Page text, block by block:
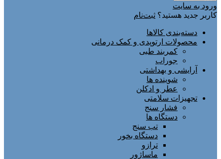
ورود به سایت
کاربر جدید هستید؟ ثبت‌نام
دسته‌بندی کالاها
محصولات ارتوپدی و کمک درمانی
کمربند طبی
جوراب
آرایشی و بهداشتی
شوینده ها
عطر و ادکلن
تجهیزات سلامتی
فشار سنج
دستگاه ها
تب سنج
دستگاه بخور
ترازو
ماساژور